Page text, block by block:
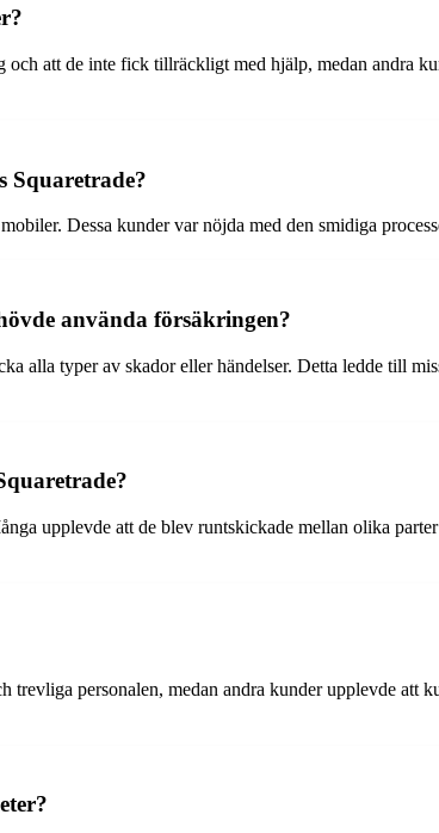
att de inte fick tillräckligt med hjälp, medan andra
Squaretrade?
Dessa kunder var nöjda med den smidiga
använda försäkringen?
alla typer av skador eller händelser. Detta ledde till
upplevde att de blev runtskickade mellan olika
trevliga personalen, medan andra kunder upplevde att